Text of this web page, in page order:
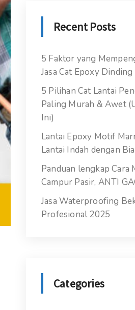
Recent Posts
5 Faktor yang
Jasa Cat Epoxy Dinding
5 Pilihan Cat Lantai
Paling Murah & Awet
Ini)
Lantai Epoxy Motif
Lantai Indah dengan
Panduan lengkap Cara
Campur Pasir, ANTI
Jasa Waterproofing
Profesional 2025
Categories